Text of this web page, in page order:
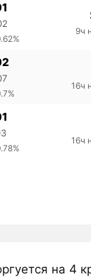
9ч
16ч
16ч
на 4